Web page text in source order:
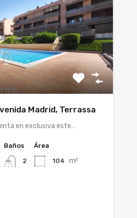
Madrid, Terrassa
en exclusiva este…
Baños
2
Área
104 m²